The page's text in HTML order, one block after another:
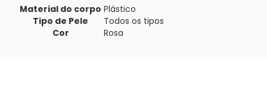
Material do corpo Plástico
Tipo de Pele
Todos os tipos
Cor
Rosa